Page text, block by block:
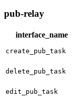
pub-relay
interface_name
create_pub_task
delete_pub_task
edit_pub_task